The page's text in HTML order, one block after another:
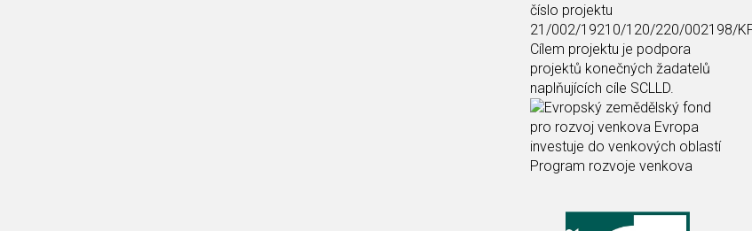
číslo projektu
21/002/19210/120/220/002198/
Cílem projektu je podpora
projektů konečných žadatelů
naplňujících cíle SCLLD.